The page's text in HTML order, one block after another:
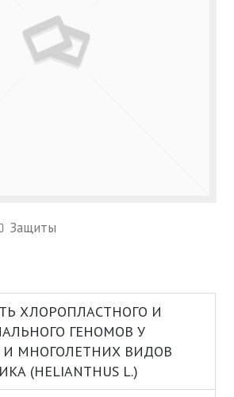
Защиты
ХЛОРОПЛАСТНОГО И
ГЕНОМОВ У
МНОГОЛЕТНИХ ВИДОВ
(HELIANTHUS L.)